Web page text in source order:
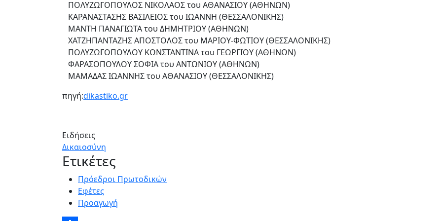
ΠΟΛΥΖΩΓΟΠΟΥΛΟΣ ΝΙΚΟΛΑΟΣ του ΑΘΑΝΑΣΙΟΥ (ΑΘΗΝΩΝ)
ΚΑΡΑΝΑΣΤΑΣΗΣ ΒΑΣΙΛΕΙΟΣ του ΙΩΑΝΝΗ (ΘΕΣΣΑΛΟΝΙΚΗΣ)
ΜΑΝΤΗ ΠΑΝΑΓΙΩΤΑ του ΔΗΜΗΤΡΙΟΥ (ΑΘΗΝΩΝ)
ΧΑΤΖΗΠΑΝΤΑΖΗΣ ΑΠΟΣΤΟΛΟΣ του ΜΑΡΙΟΥ-ΦΩΤΙΟΥ (ΘΕΣΣΑΛΟΝΙΚΗΣ)
ΠΟΛΥΖΩΓΟΠΟΥΛΟΥ ΚΩΝΣΤΑΝΤΙΝΑ του ΓΕΩΡΓΙΟΥ (ΑΘΗΝΩΝ)
ΦΑΡΑΣΟΠΟΥΛΟΥ ΣΟΦΙΑ του ΑΝΤΩΝΙΟΥ (ΑΘΗΝΩΝ)
ΜΑΜΑΔΑΣ ΙΩΑΝΝΗΣ του ΑΘΑΝΑΣΙΟΥ (ΘΕΣΣΑΛΟΝΙΚΗΣ)
πηγή:dikastiko.gr
Ειδήσεις
Δικαιοσύνη
Ετικέτες
Πρόεδροι Πρωτοδικών
Εφέτες
Προαγωγή